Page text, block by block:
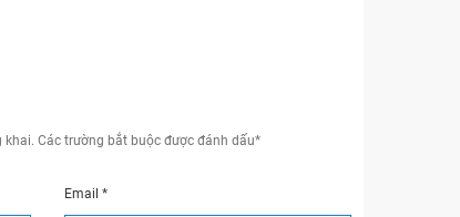
khai. Các trường bắt buộc được đánh dấu*
Email *